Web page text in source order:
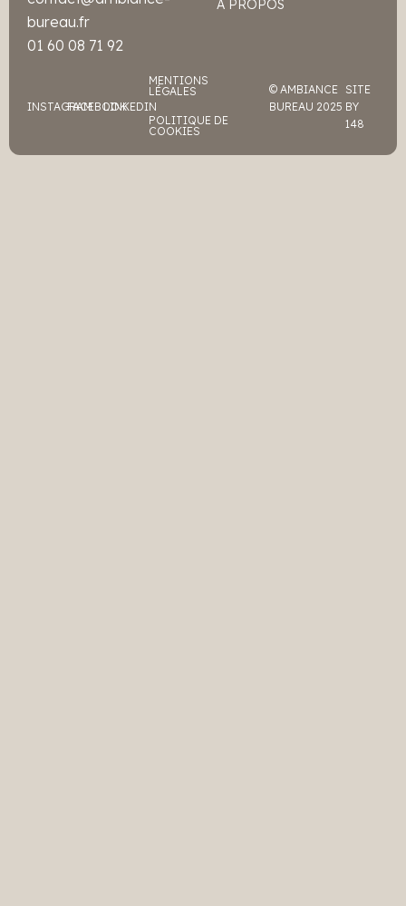
bureau.fr
01 60 08 71 92
À PROPOS
© AMBIANCE
BUREAU 2025
SITE
BY
148
MENTIONS
LÉGALES
POLITIQUE DE
COOKIES
INSTAGRAMFACEBOOKLINKEDIN